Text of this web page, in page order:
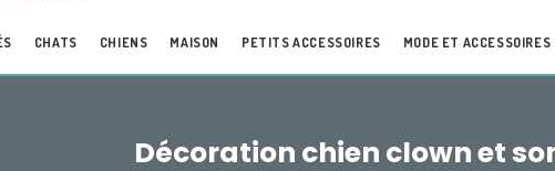
CHATS CHIENS MAISON PETITS ACCESSOIRES MODE ET ACCESSOIRES
Décoration chien clown et